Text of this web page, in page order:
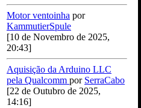
Motor ventoinha por
KammutierSpule
[10 de Novembro de 2025,
20:43]
Aquisição da Arduino LLC
pela Qualcomm por SerraCabo
[22 de Outubro de 2025,
14:16]